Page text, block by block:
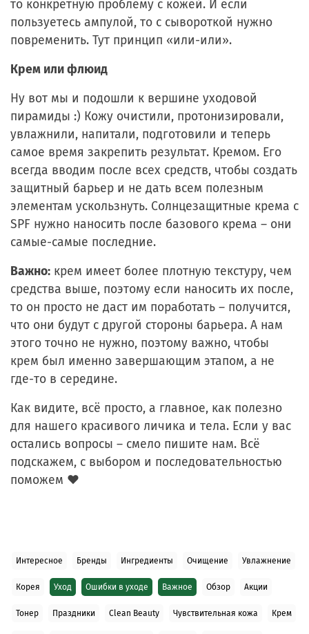
Интересное Бренды Ингредиенты Очищение Увлажнение
Корея Уход Ошибки в уходе Важное Обзор Акции
Тонер Праздники Clean Beauty Чувствительная кожа Крем
то конкретную проблему с кожей. И если
пользуетесь ампулой, то с сывороткой нужно
повременить. Тут принцип «или-или».
Крем или флюид
Ну вот мы и подошли к вершине уходовой
пирамиды :) Кожу очистили, протонизировали,
увлажнили, напитали, подготовили и теперь
самое время закрепить результат. Кремом. Его
всегда вводим после всех средств, чтобы создать
защитный барьер и не дать всем полезным
элементам ускользнуть. Солнцезащитные крема с
SPF нужно наносить после базового крема – они
самые-самые последние.
Важно: крем имеет более плотную текстуру, чем
средства выше, поэтому если наносить их после,
то он просто не даст им поработать – получится,
что они будут с другой стороны барьера. А нам
этого точно не нужно, поэтому важно, чтобы
крем был именно завершающим этапом, а не
где-то в середине.
Как видите, всё просто, а главное, как полезно
для нашего красивого личика и тела. Если у вас
остались вопросы – смело пишите нам. Всё
подскажем, с выбором и последовательностью
поможем ❤